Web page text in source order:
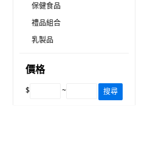
保健食品
禮品組合
乳製品
價格
$ ~ 搜尋